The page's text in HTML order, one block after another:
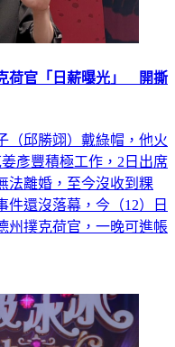
荷官「日薪曝光」 開撕
（邱勝翊）戴綠帽，他火
彥豐積極工作，2日出席
離婚，至今沒收到粿
件還沒落幕，今（12）日
撲克荷官，一晚可進帳